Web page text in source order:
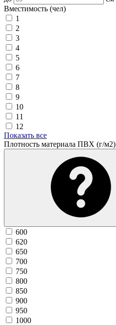
Вместимость (чел)
1
2
3
4
5
6
7
8
9
10
11
12
Показать все
Плотность материала ПВХ (г/м2)
600
620
650
700
750
800
850
900
950
1000